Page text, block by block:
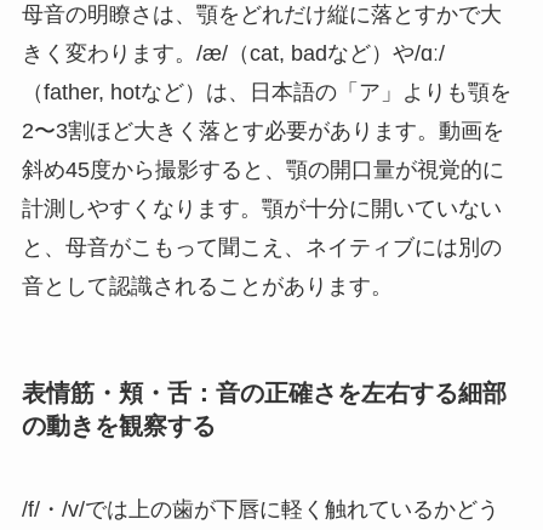
母音の明瞭さは、顎をどれだけ縦に落とすかで大
きく変わります。/æ/（cat, badなど）や/ɑː/
（father, hotなど）は、日本語の「ア」よりも顎を
2〜3割ほど大きく落とす必要があります。動画を
斜め45度から撮影すると、顎の開口量が視覚的に
計測しやすくなります。顎が十分に開いていない
と、母音がこもって聞こえ、ネイティブには別の
音として認識されることがあります。
表情筋・頬・舌：音の正確さを左右する細部
の動きを観察する
/f/・/v/では上の歯が下唇に軽く触れているかどう